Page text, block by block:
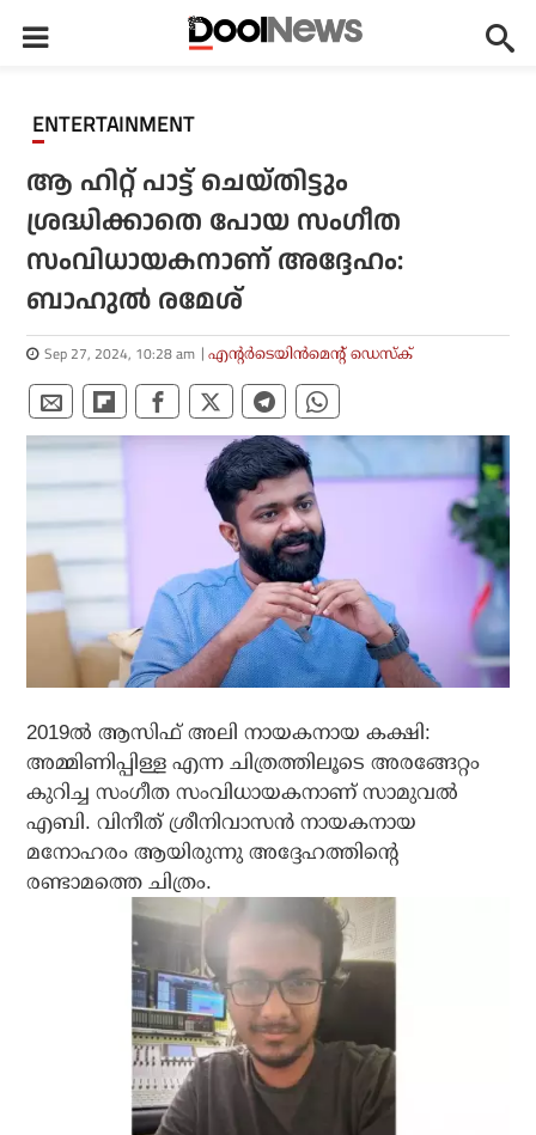
ENTERTAINMENT
ആ ഹിറ്റ് പാട്ട് ചെയ്തിട്ടും
ശ്രദ്ധിക്കാതെ പോയ സംഗീത
സംവിധായകനാണ് അദ്ദേഹം:
ബാഹുല്‍ രമേശ്
Sep 27, 2024, 10:28 am എന്റര്‍ടെയിന്‍മെന്റ് ഡെസ്‌ക്
2019ല്‍ ആസിഫ് അലി നായകനായ കക്ഷി:
അമ്മിണിപ്പിള്ള എന്ന ചിത്രത്തിലൂടെ അരങ്ങേറ്റം
കുറിച്ച സംഗീത സംവിധായകനാണ് സാമുവല്‍
എബി. വിനീത് ശ്രീനിവാസന്‍ നായകനായ
മനോഹരം ആയിരുന്നു അദ്ദേഹത്തിന്റെ
രണ്ടാമത്തെ ചിത്രം.